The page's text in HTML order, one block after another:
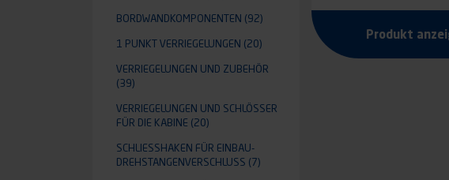
Produkt
BORDWANDKOMPONENTEN (92)
1 PUNKT VERRIEGELUNGEN (20)
VERRIEGELUNGEN UND ZUBEHÖR
(39)
VERRIEGELUNGEN UND SCHLÖSSER
FÜR DIE KABINE (20)
SCHLIESSHAKEN FÜR EINBAU-D
REHSTANGENVERSCHLUSS
(7)